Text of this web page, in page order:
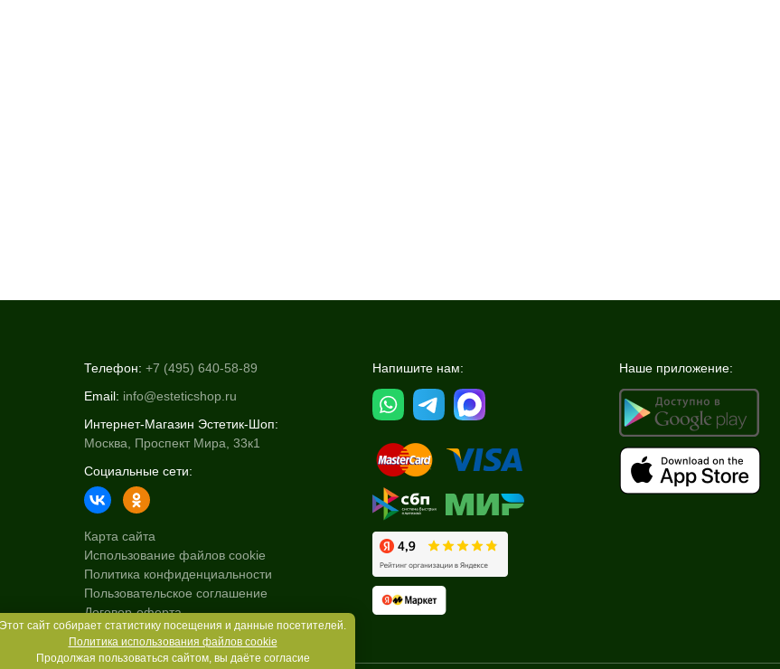
Телефон: +7 (495) 640-58-89
Email: info@esteticshop.ru
Интернет-Магазин Эстетик-Шоп:
Москва, Проспект Мира, 33к1
Социальные сети:
Карта сайта
Использование файлов cookie
Политика конфиденциальности
Пользовательское соглашение
Договор-оферта
Напишите нам: Наше приложение:
Этот сайт собирает статистику посещения и данные посетителей.
Политика использования файлов cookie
Продолжая пользоваться сайтом, вы даёте согласие